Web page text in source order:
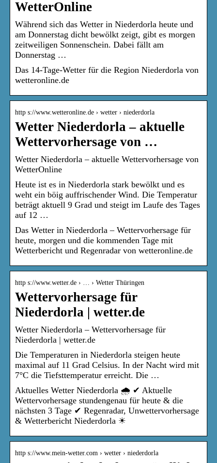
WetterOnline
Während sich das Wetter in Niederdorla heute und
am Donnerstag dicht bewölkt zeigt, gibt es morgen
zeitweiligen Sonnenschein. Dabei fällt am
Donnerstag …
Das 14-Tage-Wetter für die Region Niederdorla von
wetteronline.de
http s://www.wetteronline.de › wetter › niederdorla
Wetter Niederdorla – aktuelle
Wettervorhersage von …
Wetter Niederdorla – aktuelle Wettervorhersage von
WetterOnline
Heute ist es in Niederdorla stark bewölkt und es
weht ein böig auffrischender Wind. Die Temperatur
beträgt aktuell 9 Grad und steigt im Laufe des Tages
auf 12 …
Das Wetter in Niederdorla – Wettervorhersage für
heute, morgen und die kommenden Tage mit
Wetterbericht und Regenradar von wetteronline.de
http s://www.wetter.de › … › Wetter Thüringen
Wettervorhersage für
Niederdorla | wetter.de
Wetter Niederdorla – Wettervorhersage für
Niederdorla | wetter.de
Die Temperaturen in Niederdorla steigen heute
maximal auf 11 Grad Celsius. In der Nacht wird mit
7°C die Tiefsttemperatur erreicht. Die …
Aktuelles Wetter Niederdorla 🌧️ ✔ Aktuelle
Wettervorhersage stundengenau für heute & die
nächsten 3 Tage ✔ Regenradar, Unwettervorhersage
& Wetterbericht Niederdorla ☀
http s://www.mein-wetter.com › wetter › niederdorla